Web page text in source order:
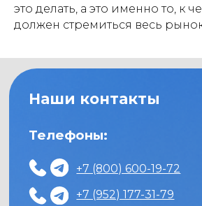
это делать, а это именно то, к
должен стремиться весь
Статьи
© 2026 Школа Девелопера®
Политика